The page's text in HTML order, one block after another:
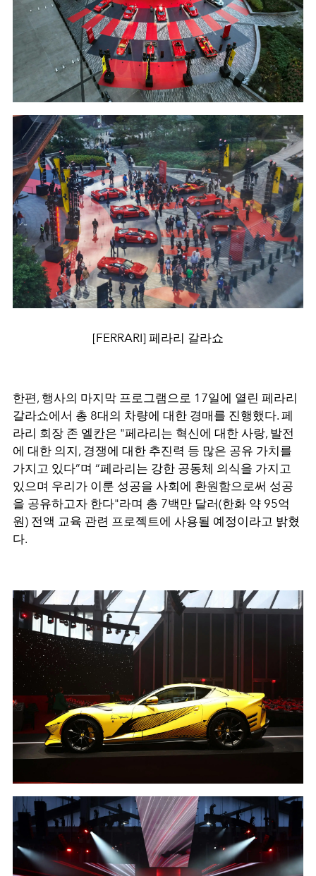
[FERRARI] 페라리 갈라쇼
한편, 행사의 마지막 프로그램으로 17일에 열린 페라리
갈라쇼에서 총 8대의 차량에 대한 경매를 진행했다. 페
라리 회장 존 엘칸은 "페라리는 혁신에 대한 사랑, 발전
에 대한 의지, 경쟁에 대한 추진력 등 많은 공유 가치를
가지고 있다”며 “페라리는 강한 공동체 의식을 가지고
있으며 우리가 이룬 성공을 사회에 환원함으로써 성공
을 공유하고자 한다"라며 총 7백만 달러(한화 약 95억
원) 전액 교육 관련 프로젝트에 사용될 예정이라고 밝혔
다.